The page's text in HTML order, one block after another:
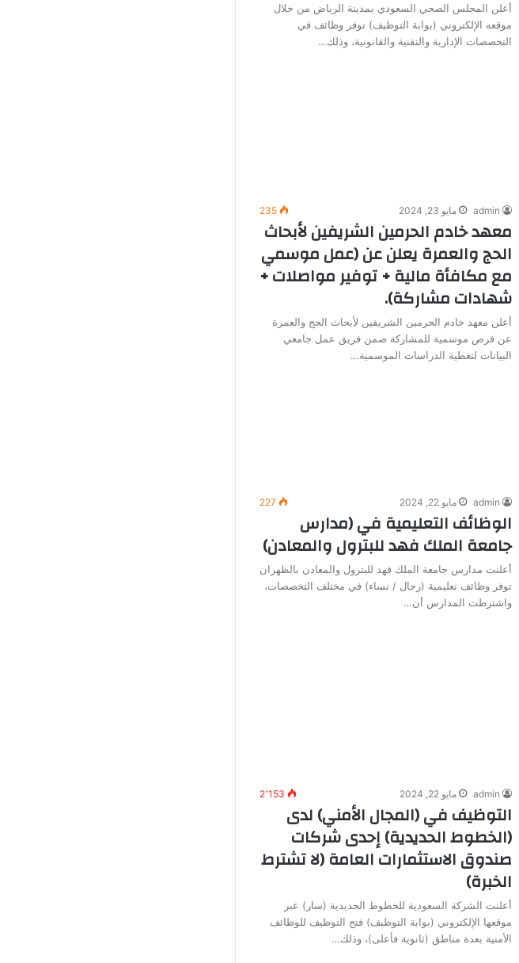
أعلن المجلس الصحي السعودي بمدينة الرياض من خلال
موقعه الإلكتروني (بوابة التوظيف) توفر وظائف في
التخصصات الإدارية والتقنية والقانونية، وذلك…
admin مايو 23, 2024 235
معهد خادم الحرمين الشريفين لأبحاث
الحج والعمرة يعلن عن (عمل موسمي
مع مكافأة مالية + توفير مواصلات +
شهادات مشاركة).
أعلن معهد خادم الحرمين الشريفين لأبحاث الحج والعمرة
عن فرص موسمية للمشاركة ضمن فريق عمل جامعي
البيانات لتغطية الدراسات الموسمية…
admin مايو 22, 2024 227
الوظائف التعليمية في (مدارس
جامعة الملك فهد للبترول والمعادن)
أعلنت مدارس جامعة الملك فهد للبترول والمعادن بالظهران
توفر وظائف تعليمية (رجال / نساء) في مختلف التخصصات،
واشترطت المدارس أن…
admin مايو 22, 2024 2٬153
التوظيف في (المجال الأمني) لدى
(الخطوط الحديدية) إحدى شركات
صندوق الاستثمارات العامة (لا تشترط
الخبرة)
أعلنت الشركة السعودية للخطوط الحديدية (سار) عبر
موقعها الإلكتروني (بوابة التوظيف) فتح التوظيف للوظائف
الأمنية بعدة مناطق (ثانوية فأعلى)، وذلك…